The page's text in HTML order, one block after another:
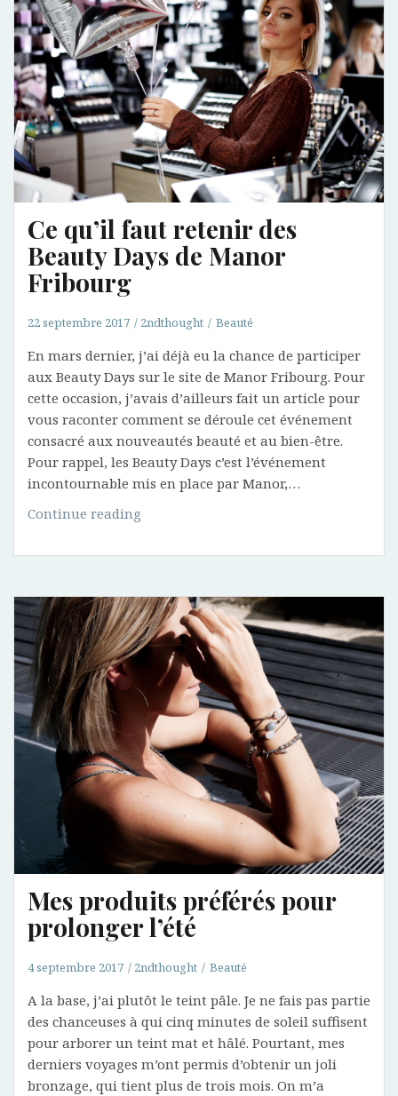
Ce qu’il faut retenir des
Beauty Days de Manor
Fribourg
22 septembre 2017 2ndthought Beauté
En mars dernier, j’ai déjà eu la chance de participer
aux Beauty Days sur le site de Manor Fribourg. Pour
cette occasion, j’avais d’ailleurs fait un article pour
vous raconter comment se déroule cet événement
consacré aux nouveautés beauté et au bien-être.
Pour rappel, les Beauty Days c’est l’événement
incontournable mis en place par Manor,…
Continue reading
faut
des
Beauty
Days
Manor
Fribourg
Mes produits préférés pour
prolonger l’été
4 septembre 2017 2ndthought Beauté
A la base, j’ai plutôt le teint pâle. Je ne fais pas partie
des chanceuses à qui cinq minutes de soleil suffisent
pour arborer un teint mat et hâlé. Pourtant, mes
derniers voyages m’ont permis d’obtenir un joli
bronzage, qui tient plus de trois mois. On m’a